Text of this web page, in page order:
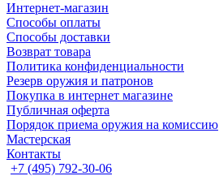
Интернет-магазин
Способы оплаты
Способы доставки
Возврат товара
Политика конфиденциальности
Резерв оружия и патронов
Покупка в интернет магазине
Публичная оферта
Порядок приема оружия на комиссию
Мастерская
Контакты
+7 (495) 792-30-06